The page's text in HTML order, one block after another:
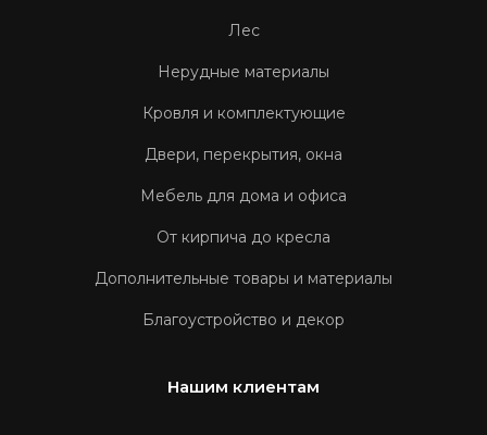
Лес
Нерудные материалы
Кровля и комплектующие
Двери, перекрытия, окна
Мебель для дома и офиса
От кирпича до кресла
Дополнительные товары и материалы
Благоустройство и декор
Нашим клиентам